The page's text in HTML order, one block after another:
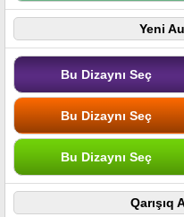
Yeni
Bu Dizaynı Seç
Bu Dizaynı Seç
Bu Dizaynı Seç
Qarışıq